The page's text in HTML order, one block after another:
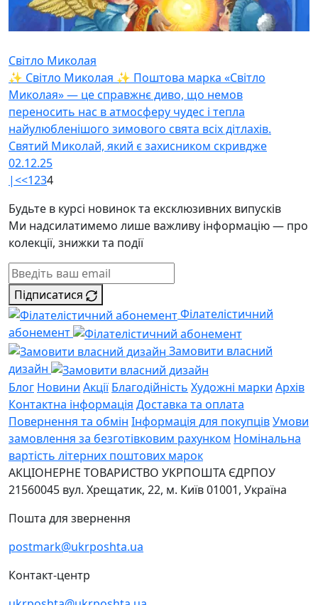
Світло Миколая
✨ Світло Миколая ✨ Поштова марка «Світло
Миколая» — це справжнє диво, що немов
переносить нас в атмосферу чудес і тепла
найулюбленішого зимового свята всіх дітлахів.
Святий Миколай, який є захисником скривдже
02.12.25
|<<1234
Будьте в курсі новинок та ексклюзивних випусків
Ми надсилатимемо лише важливу інформацію — про
колекції, знижки та події
Підписатися
Філателістичний
абонемент
Замовити власний
дизайн
Блог Новини Акції Благодійність Художні марки Архів
Контактна інформація Доставка та оплата
Повернення та обмін Інформація для покупцівУмови
замовлення за безготівковим рахунком Номінальна
вартість літерних поштових марок
АКЦІОНЕРНЕ ТОВАРИСТВО УКРПОШТА ЄДРПОУ
21560045 вул. Хрещатик, 22, м. Київ01001, Україна
Пошта для звернення
postmark@ukrposhta.ua
Контакт-центр